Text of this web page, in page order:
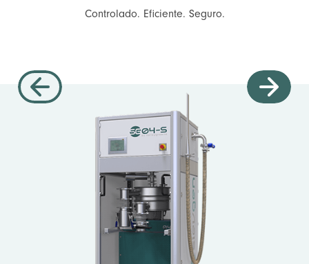
Controlado. Eficiente. Seguro.